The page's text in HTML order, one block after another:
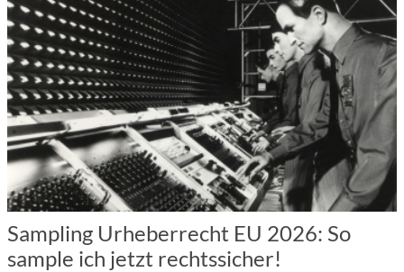
Sampling Urheberrecht EU 2026: So
sample ich jetzt rechtssicher!